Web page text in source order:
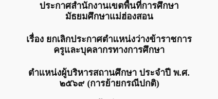
ประกาศสำนักงานเขตพื้นที่การศึกษา
มัธยมศึกษาแม่ฮ่องสอน
เรื่อง ยกเลิกประกาศตำแหน่งว่างข้าราชการ
ครูและบุคลากรทางการศึกษา
ตำแหน่งผู้บริหารสถานศึกษา ประจำปี พ.ศ.
๒๕๖๙ (การย้ายกรณีปกติ)